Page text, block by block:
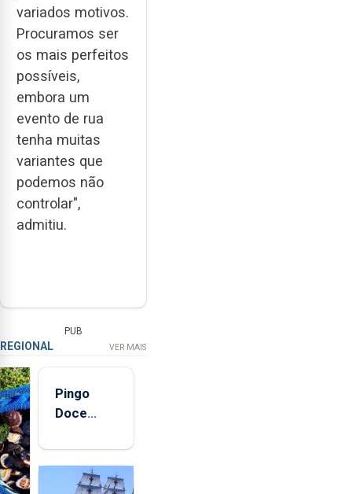
variados motivos.
Procuramos ser
os mais perfeitos
possíveis,
embora um
evento de rua
tenha muitas
variantes que
podemos não
controlar",
admitiu.
PUB
REGIONAL VER MAIS
Pingo
Doce
quinta-
feira nova